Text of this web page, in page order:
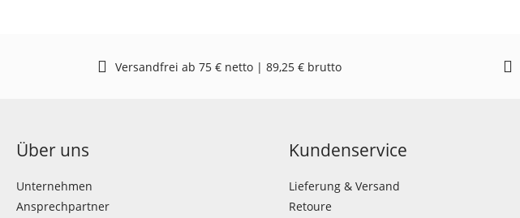
Versandfrei ab 75 € netto | 89,25 € brutto
Über uns
Unternehmen
Ansprechpartner
Kundenservice
Lieferung & Versand
Retoure